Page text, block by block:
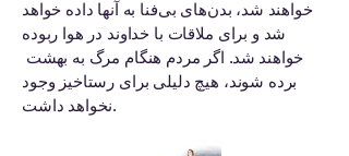
خواهند شد، بدن‌های بی‌فنا به آنها داده خواهد
شد و برای ملاقات با خداوند در هوا ربوده
خواهند شد. اگر مردم هنگام مرگ به بهشت ​​
برده شوند، هیچ دلیلی برای رستاخیز وجود
نخواهد داشت.